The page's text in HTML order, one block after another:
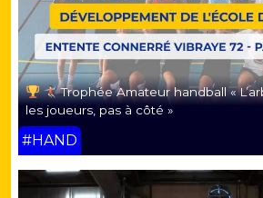
Trophée Amateur handball «
les joueurs, pas à côté »
#HAND